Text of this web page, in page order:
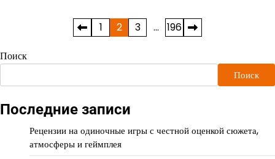
записей
1 2 3 … 196
Поиск
Поиск
Последние записи
Рецензии на одиночные игры с честной оценкой сюжета,
атмосферы и геймплея